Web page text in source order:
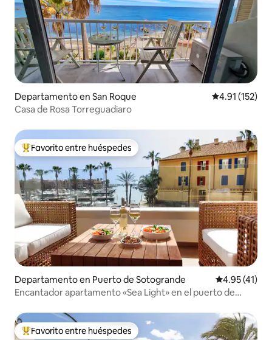
Departamento en San Roque Calificación
4.91 (152)
Casa de Rosa Torreguadiaro
De los mejores en Favorito entre huéspedes
Favorito entre huéspedes
Departamento en Puerto de Sotogrande Calificación
4.95 (41)
Encantador apartamento «Sea Light» en el puerto de
De los mejores en Favorito entre huéspedes
Favorito entre huéspedes